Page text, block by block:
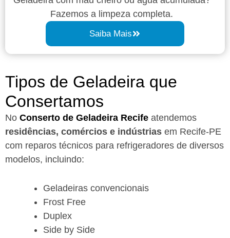
Fazemos a limpeza completa.
Saiba Mais
Tipos de Geladeira que
Consertamos
No Conserto de Geladeira Recife atendemos
residências, comércios e indústrias em Recife-PE
com reparos técnicos para refrigeradores de diversos
modelos, incluindo:
Geladeiras convencionais
Frost Free
Duplex
Side by Side